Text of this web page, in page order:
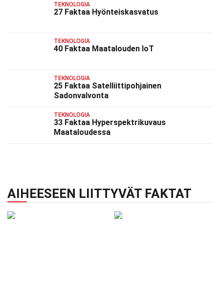
TEKNOLOGIA
27 Faktaa Hyönteiskasvatus
TEKNOLOGIA
40 Faktaa Maatalouden IoT
TEKNOLOGIA
25 Faktaa Satelliittipohjainen
Sadonvalvonta
TEKNOLOGIA
33 Faktaa Hyperspektrikuvaus
Maataloudessa
AIHEESEEN LIITTYVÄT FAKTAT